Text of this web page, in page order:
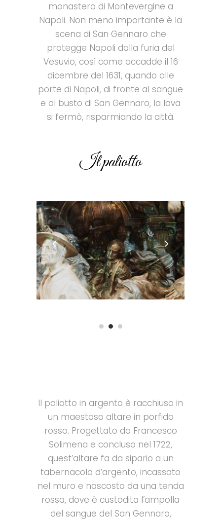
monastero di Montevergine a
Napoli. Non meno importante è la
scena di San Gennaro che
protegge Napoli dalla furia del
Vesuvio, così come accadde il 16
dicembre del 1631, quando alle
porte di Napoli, di fronte al sangue
e al busto di San Gennaro, la lava
si fermò, risparmiando la città.
Il paliotto
Il paliotto in argento è racchiuso in
un maestoso altare in porfido
rosso. Progettato da Francesco
Solimena e concluso nel 1722,
quest’altare fa da sipario a un
tabernacolo d’argento, incassato
nel muro e nascosto da una tenda
rossa, dove è custodita l’ampolla
del sangue del San Gennaro,